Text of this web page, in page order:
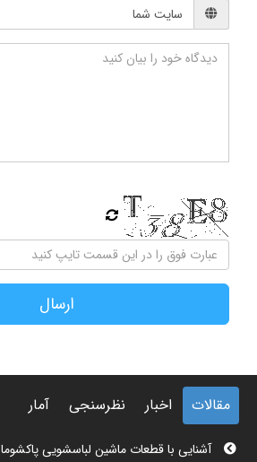
ارسال
مقالات اخبار نظرسنجی آمار
آشنایی با قطعات ماشین لباسشویی پاکشوما